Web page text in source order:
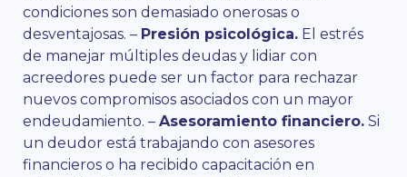
condiciones son demasiado onerosas o
desventajosas. – Presión psicológica. El estrés
de manejar múltiples deudas y lidiar con
acreedores puede ser un factor para rechazar
nuevos compromisos asociados con un mayor
endeudamiento. – Asesoramiento financiero. Si
un deudor está trabajando con asesores
financieros o ha recibido capacitación en